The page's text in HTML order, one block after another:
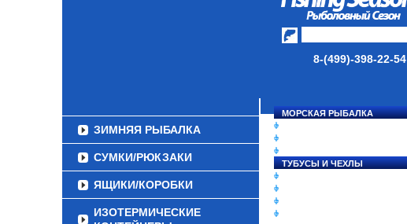
ЗИМНЯЯ РЫБАЛКА
СУМКИ/РЮКЗАКИ
ЯЩИКИ/КОРОБКИ
ИЗОТЕРМИЧЕСКИЕ
8-(499)-398-22-54
МОРСКАЯ РЫБАЛКА
ТУБУСЫ И ЧЕХЛЫ